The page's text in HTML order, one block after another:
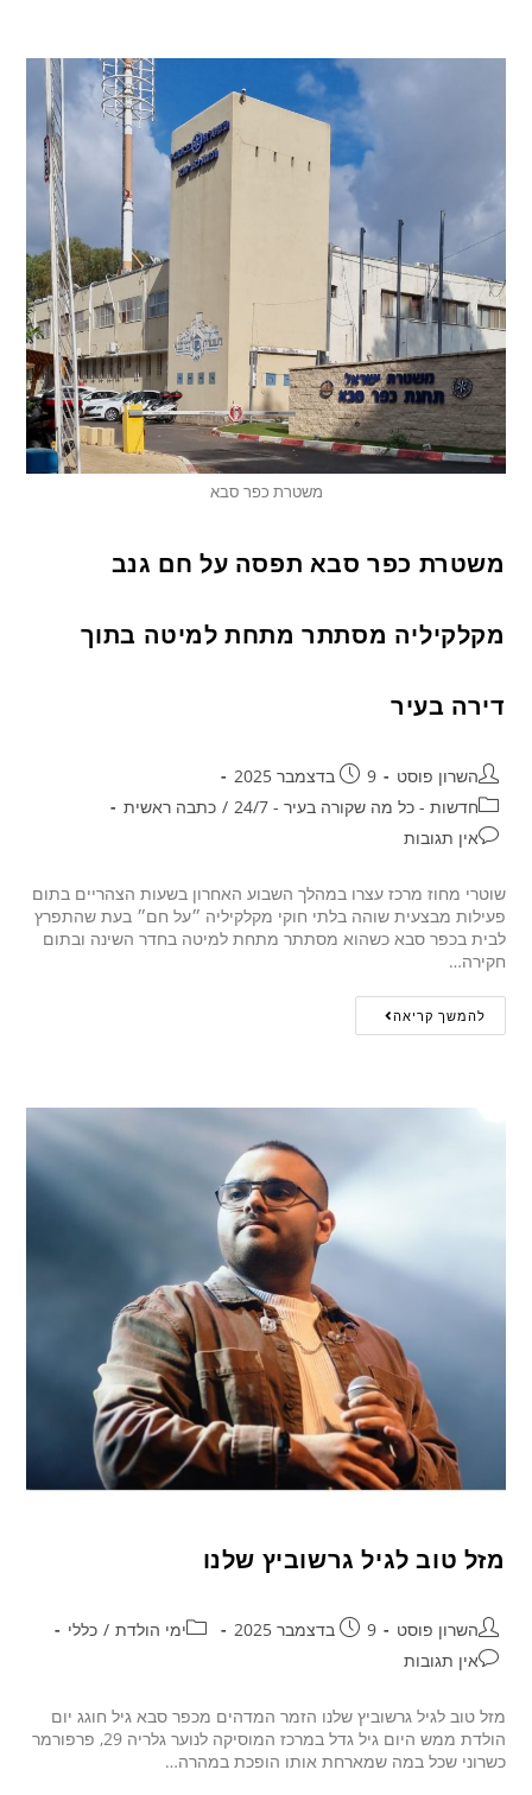
משטרת כפר סבא
משטרת כפר סבא תפסה על חם גנב
מקלקיליה מסתתר מתחת למיטה בתוך
דירה בעיר
השרון פוסט
9 בדצמבר 2025
חדשות - כל מה שקורה בעיר - 24/7
/ כתבה ראשית
אין תגובות
שוטרי מחוז מרכז עצרו במהלך השבוע האחרון בשעות הצהריים בתום
פעילות מבצעית שוהה בלתי חוקי מקלקיליה ״על חם״ בעת שהתפרץ
לבית בכפר סבא כשהוא מסתתר מתחת למיטה בחדר השינה ובתום
חקירה…
להמשך קריאה
מזל טוב לגיל גרשוביץ שלנו
השרון פוסט 9 בדצמבר 2025 ימי הולדת / כללי
אין תגובות
מזל טוב לגיל גרשוביץ שלנו הזמר המדהים מכפר סבא גיל חוגג יום
הולדת ממש היום גיל גדל במרכז המוסיקה לנוער גלריה 29, פרפורמר
כשרוני שכל במה שמארחת אותו הופכת במהרה…